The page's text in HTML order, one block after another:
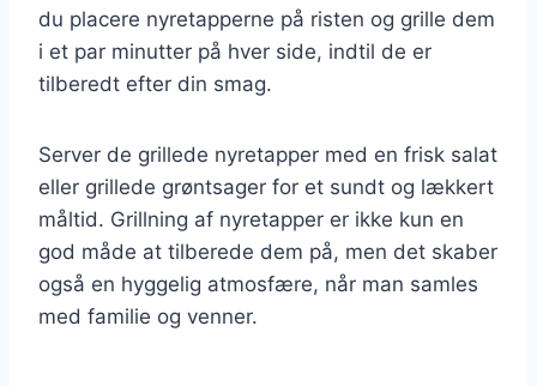
du placere nyretapperne på risten og grille dem
i et par minutter på hver side, indtil de er
tilberedt efter din smag.
Server de grillede nyretapper med en frisk salat
eller grillede grøntsager for et sundt og lækkert
måltid. Grillning af nyretapper er ikke kun en
god måde at tilberede dem på, men det skaber
også en hyggelig atmosfære, når man samles
med familie og venner.